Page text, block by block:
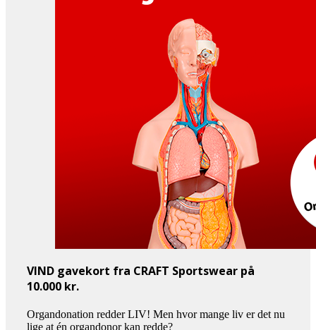
VIND gavekort fra CRAFT Sportswear på
10.000 kr.
Organdonation redder LIV! Men hvor mange liv er det nu
lige at én organdonor kan redde?